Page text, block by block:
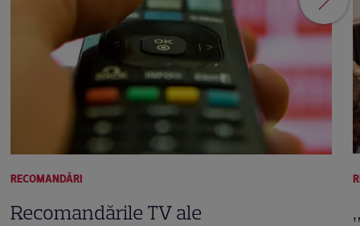
RECOMANDĂRI
Recomandările TV ale